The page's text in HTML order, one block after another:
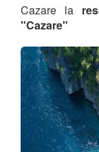
Cazare la
"Cazare"